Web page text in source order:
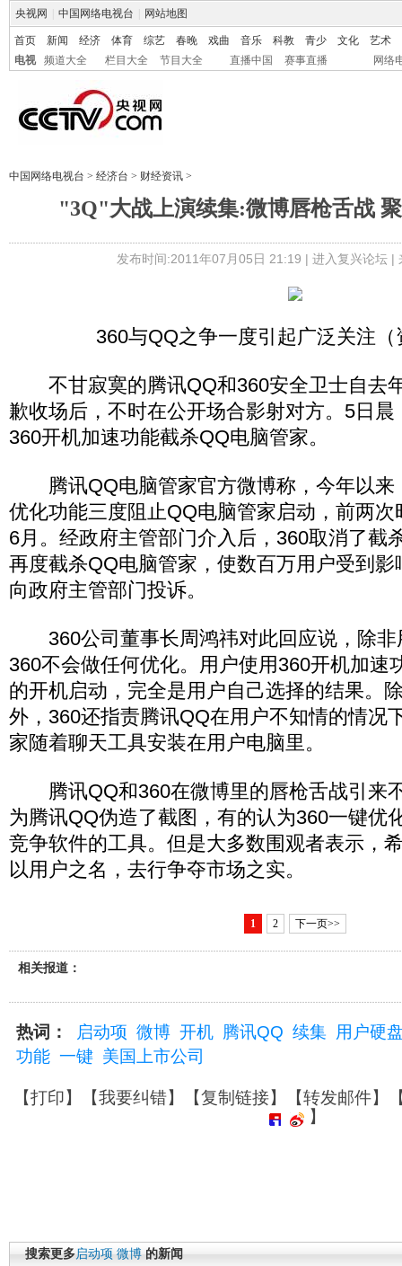
央视网 中国网络电视台 网站地图
首页 新闻 经济 体育 综艺 春晚 戏曲 音乐 科教 青少 文化
艺术
电视
频道大全 栏目大全 节目大全 直播中国 赛事直播 网络
中国网络电视台 > 经济台 > 财经资讯 >
"3Q"大战上演续集:微博唇枪舌战
发布时间:2011年07月05日 21:19 | 进入复兴论坛|
360与QQ之争一度引起广泛关注（
不甘寂寞的腾讯QQ和360安全卫士自去
歉收场后，不时在公开场合影射对方。5日
360开机加速功能截杀QQ电脑管家。
腾讯QQ电脑管家官方微博称，今年以来
优化功能三度阻止QQ电脑管家启动，前两
6月。经政府主管部门介入后，360取消了截
再度截杀QQ电脑管家，使数百万用户受到
向政府主管部门投诉。
360公司董事长周鸿祎对此回应说，除非
360不会做任何优化。用户使用360开机加速
的开机启动，完全是用户自己选择的结果。
外，360还指责腾讯QQ在用户不知情的情况
家随着聊天工具安装在用户电脑里。
腾讯QQ和360在微博里的唇枪舌战引来
为腾讯QQ伪造了截图，有的认为360一键优
竞争软件的工具。但是大多数围观者表示，
以用户之名，去行争夺市场之实。
1 2 下一页>>
相关报道：
热词： 启动项 微博 开机 腾讯QQ 续集 用户硬
功能 一键 美国上市公司
【打印】【我要纠错】【复制链接】【转发邮件】
】
搜索更多启动项 微博 的新闻